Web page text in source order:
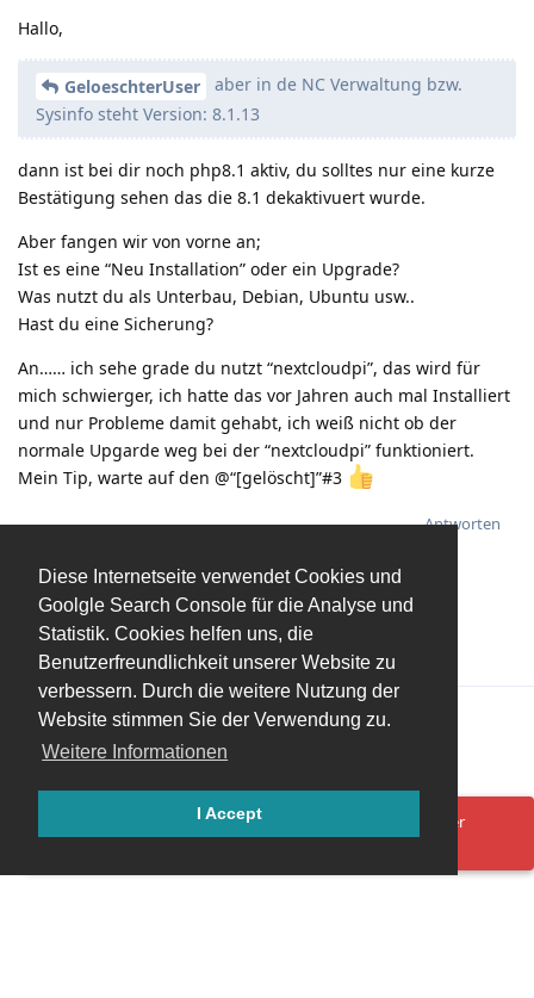
Diese Internetseite verwendet Cookies und
Goolgle Search Console für die Analyse und
Statistik. Cookies helfen uns, die
Benutzerfreundlichkeit unserer Website zu
verbessern. Durch die weitere Nutzung der
Website stimmen Sie der Verwendung zu.
Weitere Informationen
I Accept
Hallo,
GeloeschterUser
aber in de NC Verwaltung bzw.
Sysinfo steht Version: 8.1.13
dann ist bei dir noch php8.1 aktiv, du solltes nur eine kurze
Bestätigung sehen das die 8.1 dekaktivuert wurde.
Aber fangen wir von vorne an;
Ist es eine “Neu Installation” oder ein Upgrade?
Was nutzt du als Unterbau, Debian, Ubuntu usw..
Hast du eine Sicherung?
An…… ich sehe grade du nutzt “nextcloudpi”, das wird für
mich schwierger, ich hatte das vor Jahren auch mal Installiert
und nur Probleme damit gehabt, ich weiß nicht ob der
normale Upgarde weg bei der “nextcloudpi” funktioniert.
Mein Tip, warte auf den @“[gelöscht]”#3
Antworten
GeloeschterUserhatauf diesen Beitrag geantwortet.
Mehr laden
Ups! Da ist was schief gelaufen. Bitte lade die Seite neu oder
versuche es erneut.